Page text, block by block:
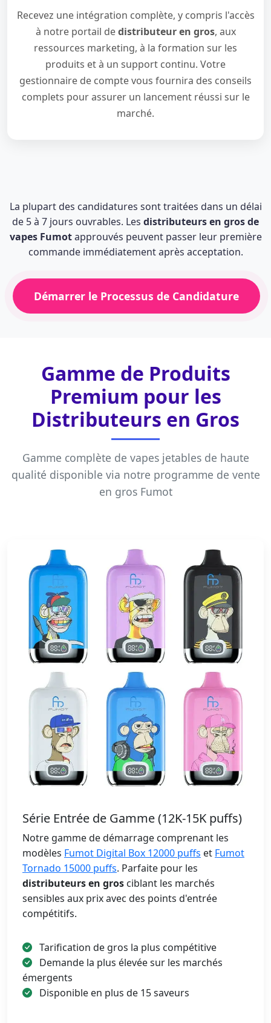
Recevez une intégration complète, y compris l'accès
à notre portail dedistributeur en gros, aux
ressources marketing, à la formation sur les
produits et à un support continu. Votre
gestionnaire de compte vous fournira des conseils
complets pour assurer un lancement réussi sur le
marché.
La plupart des candidatures sont traitées dans un délai
de 5 à 7 jours ouvrables. Les distributeurs en gros de
vapes Fumotapprouvés peuvent passer leur première
commande immédiatement après acceptation.
Démarrer le Processus de Candidature
Gamme de Produits
Premium pour les
Distributeurs en Gros
Gamme complète de vapes jetables de haute
qualité disponible via notre programme de vente
en gros Fumot
Série Entrée de Gamme (12K-15K puffs)
Notre gamme de démarrage comprenant les
modèles Fumot Digital Box 12000 puffs et Fumot
Tornado 15000 puffs. Parfaite pour les
distributeurs en gros ciblant les marchés
sensibles aux prix avec des points d'entrée
compétitifs.
Tarification de gros la plus compétitive
Demande la plus élevée sur les marchés
émergents
Disponible en plus de 15 saveurs